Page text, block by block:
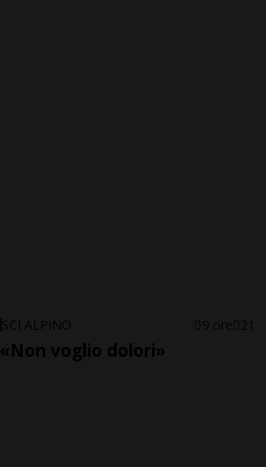
SCI ALPINO 9 ore 21
«Non voglio dolori»